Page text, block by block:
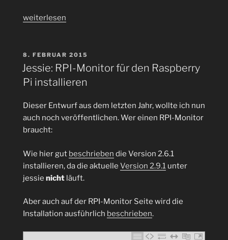
„Raspberry
wird
die
neue
Linux
2.0
Sana
installiert
und
mit
in
Betrieb
weiterlesen
VERÖFFENTLICHT
AM
8. FEBRUAR 2015
Jessie: RPI-Monitor für den Raspberry
Pi installieren
Dieser Entwurf aus dem letzten Jahr, wollte ich nun
auch noch veröffentlichen. Wer einen RPI-Monitor
braucht:
Wie hier gut beschrieben die Version 2.6.1
installieren, da die aktuelle Version 2.9.1 unter
jessie nicht läuft.
Aber auch auf der RPI-Monitor Seite wird die
Installation ausführlich beschrieben.